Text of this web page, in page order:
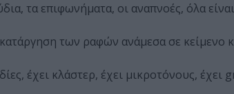
τα επιφωνήματα, οι αναπνοές, όλα
των ραφών ανάμεσα σε κείμενο
έχει κλάστερ, έχει μικροτόνους, έχει